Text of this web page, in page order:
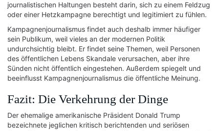
journalistischen Haltungen besteht darin, sich zu einem Feldzug
oder einer Hetzkampagne berechtigt und legitimiert zu fühlen.
Kampagnenjournalismus findet auch deshalb immer häufiger
sein Publikum, weil vieles an der modernen Politik
undurchsichtig bleibt. Er findet seine Themen, weil Personen
des öffentlichen Lebens Skandale verursachen, aber ihre
Sünden nicht öffentlich eingestehen. Außerdem spiegelt und
beeinflusst Kampagnenjournalismus die öffentliche Meinung.
Fazit: Die Verkehrung der Dinge
Der ehemalige amerikanische Präsident Donald Trump
bezeichnete jeglichen kritisch berichtenden und seriösen